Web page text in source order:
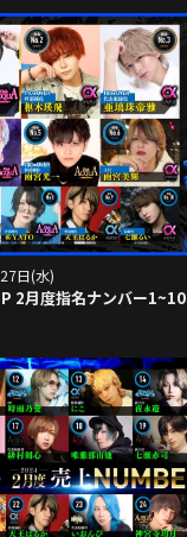
日(水)
2月度指名ナンバー1~10